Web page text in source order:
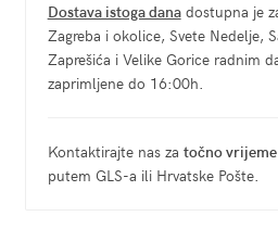
Dostava istoga danadostupna je
Zagreba i okolice, Svete Nedelje,
Zaprešića i Velike Gorice radnim
zaprimljene do 16:00h.
Kontaktirajte nas za točno
putem GLS-a ili Hrvatske Pošte.